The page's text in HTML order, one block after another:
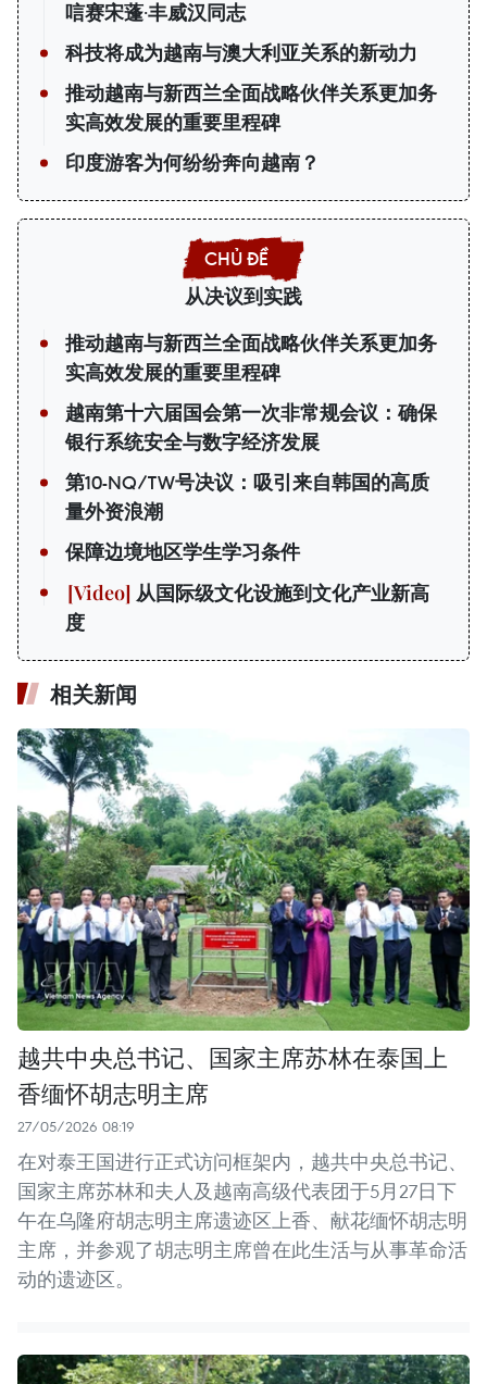
唁赛宋蓬·丰威汉同志
科技将成为越南与澳大利亚关系的新动力
推动越南与新西兰全面战略伙伴关系更加务
实高效发展的重要里程碑
印度游客为何纷纷奔向越南？
从决议到实践
推动越南与新西兰全面战略伙伴关系更加务
实高效发展的重要里程碑
越南第十六届国会第一次非常规会议：确保
银行系统安全与数字经济发展
第10-NQ/TW号决议：吸引来自韩国的高质
量外资浪潮
保障边境地区学生学习条件
从国际级文化设施到文化产业新高
度
相关新闻
越共中央总书记、国家主席苏林在泰国上
香缅怀胡志明主席
27/05/2026 08:19
在对泰王国进行正式访问框架内，越共中央总书记、
国家主席苏林和夫人及越南高级代表团于5月27日下
午在乌隆府胡志明主席遗迹区上香、献花缅怀胡志明
主席，并参观了胡志明主席曾在此生活与从事革命活
动的遗迹区。